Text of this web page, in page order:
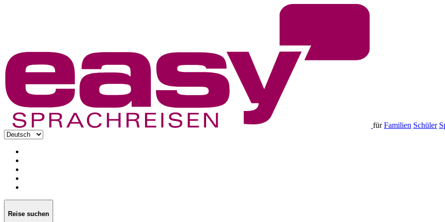
für Familien Schüler
Reise suchen